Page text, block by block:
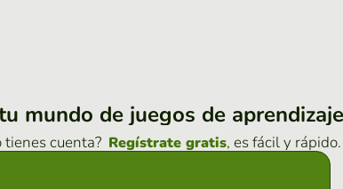
mundo de juegos de aprendizaje
tienes cuenta? Regístrate gratis, es fácil y rápido.